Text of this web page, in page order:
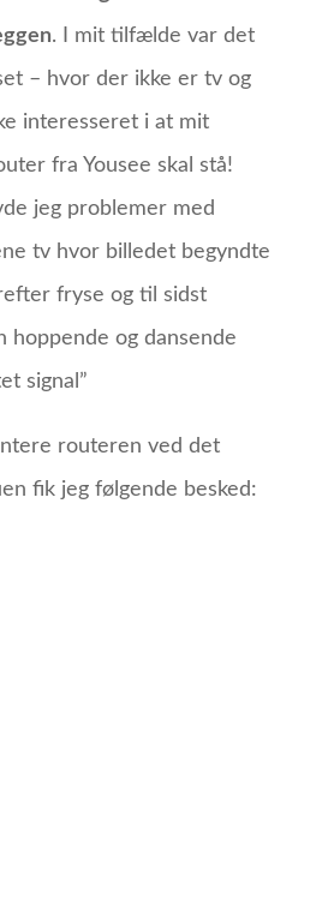
. I mit tilfælde var det
– hvor der ikke er tv og
interesseret i at mit
fra Yousee skal stå!
jeg problemer med
tv hvor billedet begyndte
fryse og til sidst
hoppende og dansende
signal”
routeren ved det
fik jeg følgende besked: